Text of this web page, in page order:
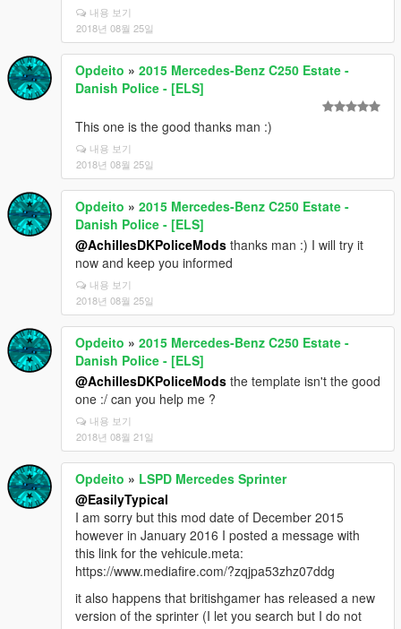
내용 보기
2018년 08월 25일
Opdeito » 2015 Mercedes-Benz C250 Estate -
Danish Police - [ELS]
This one is the good thanks man :)
내용 보기
2018년 08월 25일
Opdeito » 2015 Mercedes-Benz C250 Estate -
Danish Police - [ELS]
@AchillesDKPoliceMods thanks man :) I will try it
now and keep you informed
내용 보기
2018년 08월 25일
Opdeito » 2015 Mercedes-Benz C250 Estate -
Danish Police - [ELS]
@AchillesDKPoliceMods the template isn't the good
one :/ can you help me ?
내용 보기
2018년 08월 21일
Opdeito » LSPD Mercedes Sprinter
@EasilyTypical
I am sorry but this mod date of December 2015
however in January 2016 I posted a message with
this link for the vehicule.meta:
https://www.mediafire.com/?zqjpa53zhz07ddg
it also happens that britishgamer has released a new
version of the sprinter (I let you search but I do not